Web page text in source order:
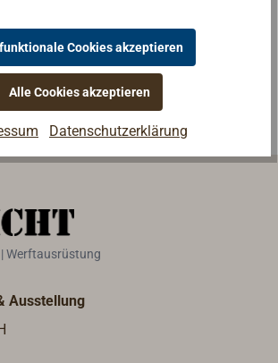
(6
Markierungsboje
n. Der
Treibanker
verhindert ein
Person oder der
Markierungsboje
Werftausrüstung
Ausstellung
Cookies akzeptieren
Alle Cookies akzeptieren
Datenschutzerklärung